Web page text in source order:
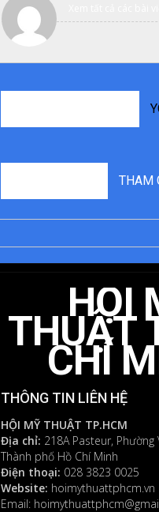
THAM
ĐỂ
LẠI
LUẬN
đăng
nhập
để
gửi
bình
luận.
HỘI
THUẬT
CHÍ
THÔNG TIN LIÊN HỆ
HỘI MỸ THUẬT TP.HCM
Địa chỉ: 218A Pasteur, Phường
Thành phố Hồ Chí Minh
Điện thoại: 028 3823 0025
Website: hoimythuattphcm.vn
Email: